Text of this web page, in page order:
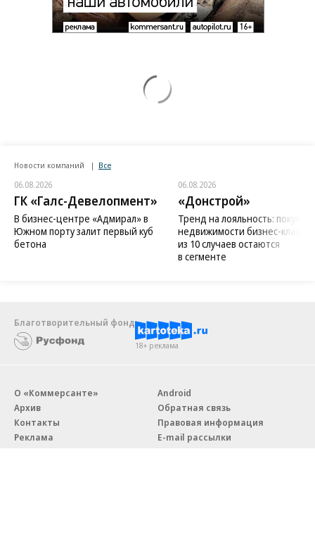
Новости компаний Все
06.08.2026
ГК «Галс-Девелопмент»
В бизнес-центре «Адмирал» в
Южном порту залит первый куб
бетона
06.08.2026
«Донстрой»
Тренд на лояльность:
недвижимости бизнес-класса
из 10 случаев остаются
в сегменте
Благотворительный фонд
18+ реклама
О «Коммерсанте»
Архив
Контакты
Реклама
Android
Обратная связь
Правовая информация
E-mail рассылки